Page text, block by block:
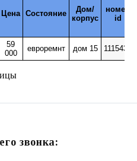
Цена Состояние
Дом/
корпус
номер
id
59
000
евроремнт дом 15 1115430
звонка: